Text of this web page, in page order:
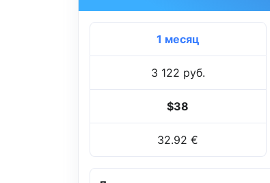
1 месяц
3 122 руб.
$38
32.92 €